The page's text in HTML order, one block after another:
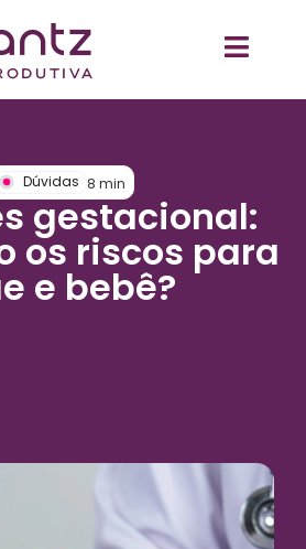
Dúvidas 8 min
gestacional:
os riscos para
e bebê?